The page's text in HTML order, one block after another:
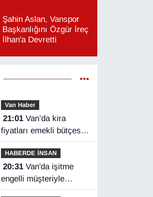
Şahin Aslan, Vanspor
Başkanlığını Özgür İreç
İlhan'a Devretti
Van Haber
21:01Van’da kira
fiyatları emekli bütçesini
zorluyor
HABERDE İNSAN
20:31Van'da işitme
engelli müşteriyle
halaylı pazarlık